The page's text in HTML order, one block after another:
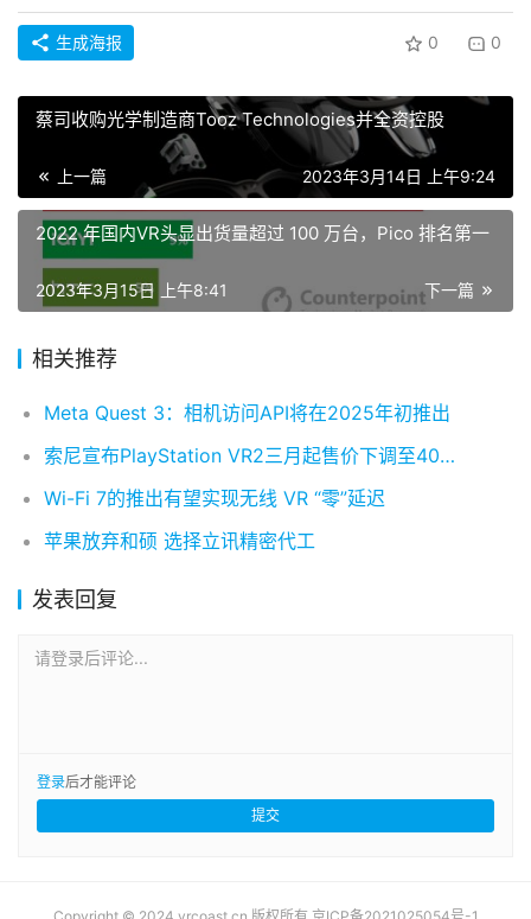
生成海报 0 0
蔡司收购光学制造商Tooz Technologies并全资控股
上一篇 2023年3月14日 上午9:24
2022 年国内VR头显出货量超过 100 万台，Pico 排名第一
下一篇
2023年3月15日 上午8:41
相关推荐
Meta Quest 3：相机访问API将在2025年初推出
索尼宣布PlayStation VR2三月起售价下调至400美元 搭载《地平线：山之呼唤》版本同步降价
Wi-Fi 7的推出有望实现无线 VR “零”延迟
苹果放弃和硕 选择立讯精密代工
发表回复
请登录后评论...
登录后才能评论
提交